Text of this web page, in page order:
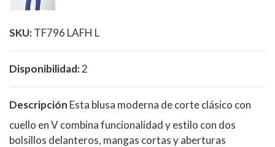
SKU:TF796 LAFH L
Disponibilidad:2
Descripción Esta blusa moderna de corte clásico con
cuello en V combina funcionalidad y estilo con dos
bolsillos delanteros, mangas cortas y aberturas